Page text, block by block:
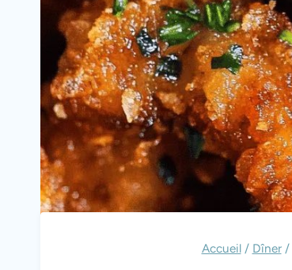
Accueil / Dîner /